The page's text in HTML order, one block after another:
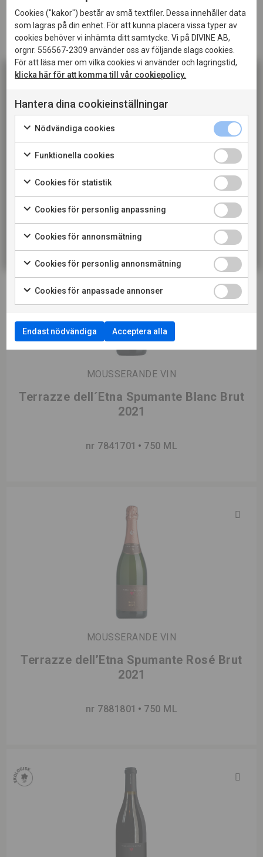
Passar tillLätta rätter till exempelvis pasta med ljusa
såser, sallader. Eller till fisk och grillat.
LADDA NER PRODUKTBLAD
LADDA NER PRESSBILD
LÄS MER OM PRODUCENTEN
MOUSSERANDE VIN
Terrazze dell´Etna Spumante Blanc Brut
2021
nr 7841701 750 ML
MOUSSERANDE VIN
Terrazze dell’Etna Spumante Rosé Brut
2021
nr 7881801 750 ML
Denna sida innehåller information om alkoholhaltiga
drycker och riktar sig till dig som fyllt 20 år. När jag
bekräftar att jag är 20 år eller äldre godkänner jag
också att webbplatsen använder cookies.
KONSUMENT
RESTAURANG
Cookies ("kakor") består av små textfiler. Dessa innehåller data
som lagras på din enhet. För att kunna placera vissa typer av
cookies behöver vi inhämta ditt samtycke. Vi på DIVINE AB,
orgnr. 556567-2309 använder oss av följande slags cookies.
För att läsa mer om vilka cookies vi använder och lagringstid,
klicka här för att komma till vår cookiepolicy.
Hantera dina cookieinställningar
Nödvändiga cookies
Funktionella cookies
Cookies för statistik
Cookies för personlig anpassning
Cookies för annonsmätning
Cookies för personlig annonsmätning
Cookies för anpassade annonser
Endast nödvändiga Acceptera alla